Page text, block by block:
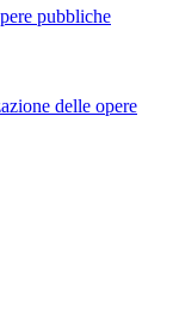
pubbliche
delle opere